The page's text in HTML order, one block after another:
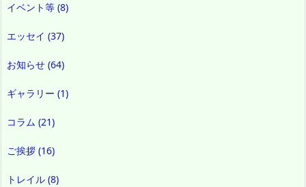
イベント等 (8)
エッセイ (37)
お知らせ (64)
ギャラリー (1)
コラム (21)
ご挨拶 (16)
トレイル (8)